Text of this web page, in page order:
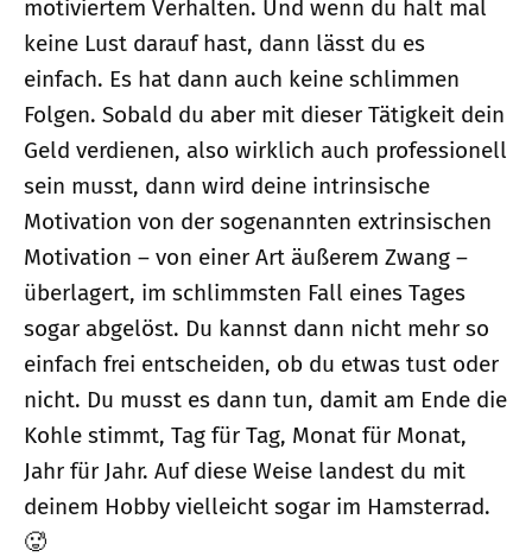
motiviertem Verhalten. Und wenn du halt mal
keine Lust darauf hast, dann lässt du es
einfach. Es hat dann auch keine schlimmen
Folgen. Sobald du aber mit dieser Tätigkeit dein
Geld verdienen, also wirklich auch professionell
sein musst, dann wird deine intrinsische
Motivation von der sogenannten extrinsischen
Motivation – von einer Art äußerem Zwang –
überlagert, im schlimmsten Fall eines Tages
sogar abgelöst. Du kannst dann nicht mehr so
einfach frei entscheiden, ob du etwas tust oder
nicht. Du musst es dann tun, damit am Ende die
Kohle stimmt, Tag für Tag, Monat für Monat,
Jahr für Jahr. Auf diese Weise landest du mit
deinem Hobby vielleicht sogar im Hamsterrad.
🥵